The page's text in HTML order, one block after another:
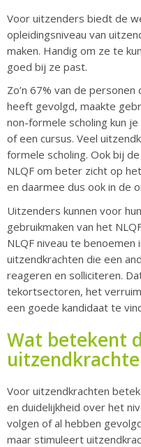
Voor uitzenders biedt de
opleidingsniveau van
maken. Handig om ze te
goed bij ze past.
​​​Zo’n 67% van de
heeft gevolgd, maakte
non-formele scholing kun
of een cursus. Veel
formele scholing. Ook bij
NLQF om beter zicht op
en daarmee dus ook in de
​​​Uitzenders kunnen voor
gebruikmaken van het
NLQF niveau te benoemen
uitzendkrachten die een
reageren en solliciteren.
tekortsectoren, het
een goede kandidaat te
Wat betekent
Voor uitzendkrachten
en duidelijkheid over het
volgen of al hebben
maar stimuleert